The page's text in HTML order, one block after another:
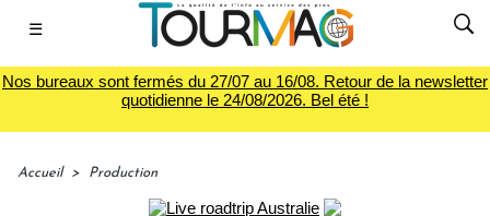
☰
Nos bureaux sont fermés du 27/07 au 16/08. Retour de la newsletter
quotidienne le 24/08/2026. Bel été !
Accueil > Production